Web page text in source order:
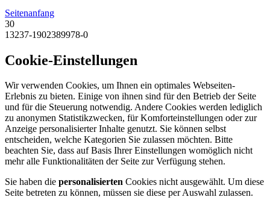
Seitenanfang
30
13237-1902389978-0
Cookie-Einstellungen
Wir verwenden Cookies, um Ihnen ein optimales Webseiten-
Erlebnis zu bieten. Einige von ihnen sind für den Betrieb der Seite
und für die Steuerung notwendig. Andere Cookies werden lediglich
zu anonymen Statistikzwecken, für Komforteinstellungen oder zur
Anzeige personalisierter Inhalte genutzt. Sie können selbst
entscheiden, welche Kategorien Sie zulassen möchten. Bitte
beachten Sie, dass auf Basis Ihrer Einstellungen womöglich nicht
mehr alle Funktionalitäten der Seite zur Verfügung stehen.
Sie haben die personalisierten Cookies nicht ausgewählt. Um diese
Seite betreten zu können, müssen sie diese per Auswahl zulassen.